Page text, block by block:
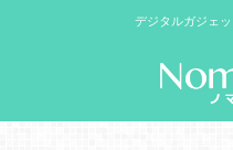
デジタルガジェ